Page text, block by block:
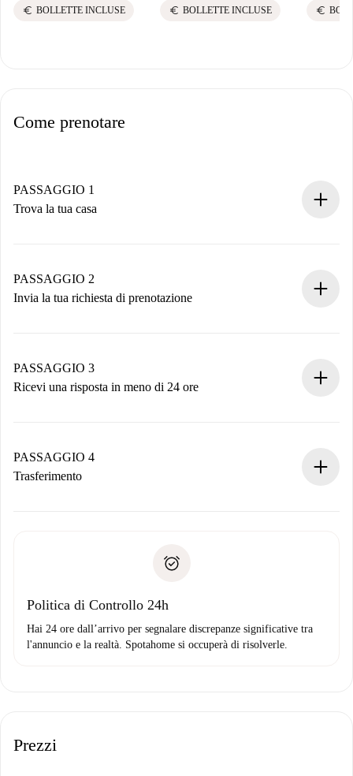
euro BOLLETTE INCLUSE euro BOLLETTE INCLUSE euro
Come prenotare
PASSAGGIO 1
Trova la tua casa
Hai tutte le informazioni necessarie in anticipo.
PASSAGGIO 2
Invia la tua richiesta di prenotazione
non accetta.
PASSAGGIO 3
Ricevi una risposta in meno di 24 ore
contatto con il proprietario.
Se rifiutata: non ti addebiteremo nulla e ti proporremo
Domiciliazione del pagamento
PASSAGGIO 4
Trasferimento
solo se non segnali problemi.
Politica di Controllo 24h
Hai 24 ore dall’arrivo per segnalare discrepanze significative tra
l'annuncio e la realtà. Spotahome si occuperà di risolverle.
Prezzi